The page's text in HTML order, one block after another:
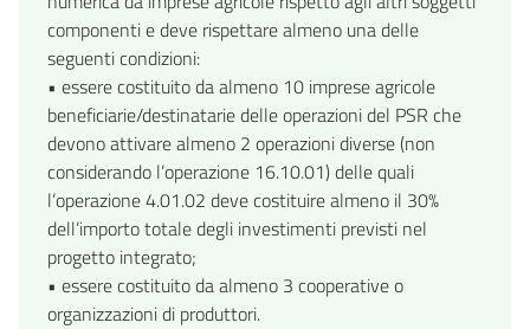
componenti e deve rispettare almeno una delle
seguenti condizioni:
• essere costituito da almeno 10 imprese agricole
beneficiarie/destinatarie delle operazioni del PSR che
devono attivare almeno 2 operazioni diverse (non
considerando l’operazione 16.10.01) delle quali
l’operazione 4.01.02 deve costituire almeno il 30%
dell’importo totale degli investimenti previsti nel
progetto integrato;
• essere costituito da almeno 3 cooperative o
organizzazioni di produttori.